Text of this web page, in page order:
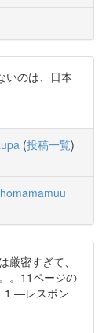
いのは、日本
(投稿一覧)
密すぎて、
。11ページの
1 ―レスポン